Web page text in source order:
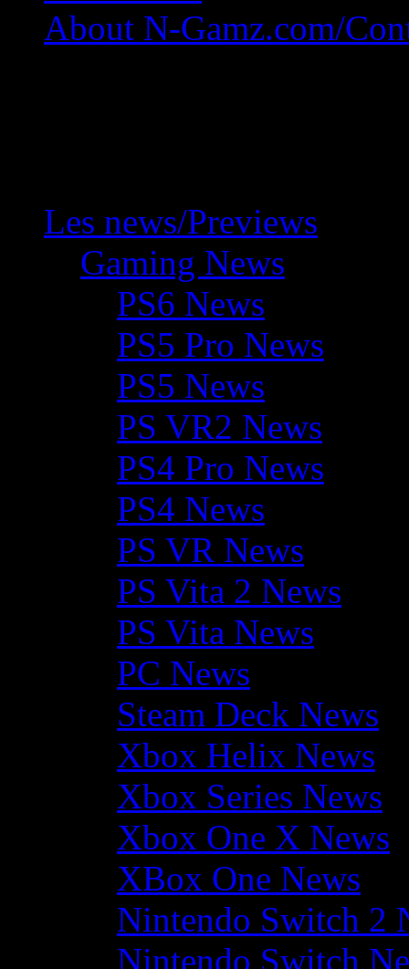
About N-Gamz.com/
Les news/Previews
Gaming News
PS6 News
PS5 Pro News
PS5 News
PS VR2 News
PS4 Pro News
PS4 News
PS VR News
PS Vita 2 News
PS Vita News
PC News
Steam Deck News
Xbox Helix News
Xbox Series News
Xbox One X News
XBox One News
Nintendo Switch 2
Nintendo Switch